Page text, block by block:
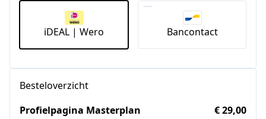
iDEAL | Wero Bancontact
Besteloverzicht
Profielpagina Masterplan
€ 29,00